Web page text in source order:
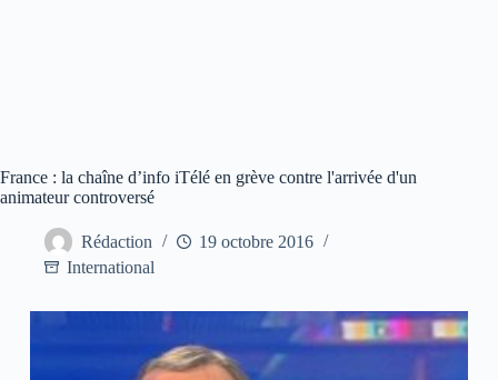
France : la chaîne d’info iTélé en grève contre l'arrivée d'un
animateur controversé
Rédaction
19 octobre 2016
International